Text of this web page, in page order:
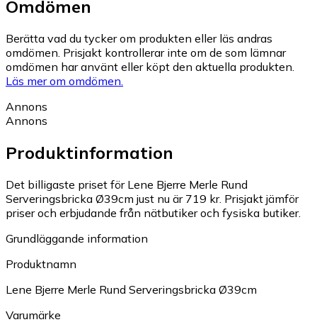
Omdömen
Berätta vad du tycker om produkten eller läs andras
omdömen. Prisjakt kontrollerar inte om de som lämnar
omdömen har använt eller köpt den aktuella produkten.
Läs mer om omdömen.
Annons
Annons
Produktinformation
Det billigaste priset för Lene Bjerre Merle Rund
Serveringsbricka Ø39cm just nu är 719 kr. Prisjakt jämför
priser och erbjudande från nätbutiker och fysiska butiker.
Grundläggande information
Produktnamn
Lene Bjerre Merle Rund Serveringsbricka Ø39cm
Varumärke